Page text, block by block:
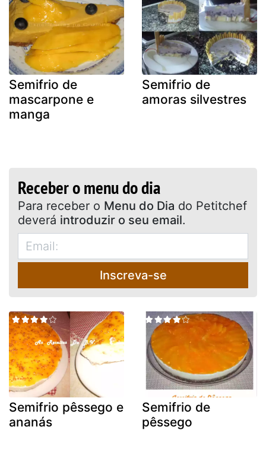
Semifrio de
mascarpone e
manga
Semifrio de
amoras silvestres
Receber o menu do dia
Para receber o Menu do Dia do Petitchef
deverá introduzir o seu email.
Inscreva-se
Semifrio pêssego e
ananás
Semifrio de
pêssego